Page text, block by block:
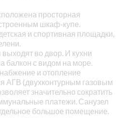
просторная
шкаф-купе.
и спортивная площадки,
во двор. И кухни
балкон с видом на море.
и отопление
АГВ (двухконтурным газовым
значительно сократить
платежи. Санузел
большое помещение.